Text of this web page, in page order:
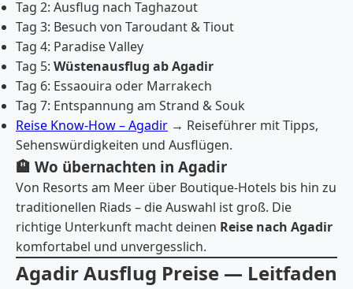
Tag 2: Ausflug nach Taghazout
Tag 3: Besuch von Taroudant & Tiout
Tag 4: Paradise Valley
Tag 5: Wüstenausflug ab Agadir
Tag 6: Essaouira oder Marrakech
Tag 7: Entspannung am Strand & Souk
Reise Know-How – Agadir → Reiseführer mit Tipps,
Sehenswürdigkeiten und Ausflügen.
🏨 Wo übernachten in Agadir
Von Resorts am Meer über Boutique-Hotels bis hin zu
traditionellen Riads – die Auswahl ist groß. Die
richtige Unterkunft macht deinen Reise nach Agadir
komfortabel und unvergesslich.
Agadir Ausflug Preise — Leitfaden